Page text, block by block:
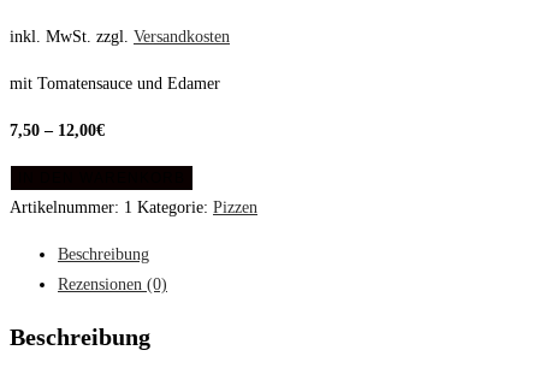
inkl. MwSt. zzgl. Versandkosten
mit Tomatensauce und Edamer
7,50 – 12,00€
Artikelnummer: 1 Kategorie: Pizzen
Beschreibung
Rezensionen (0)
Beschreibung